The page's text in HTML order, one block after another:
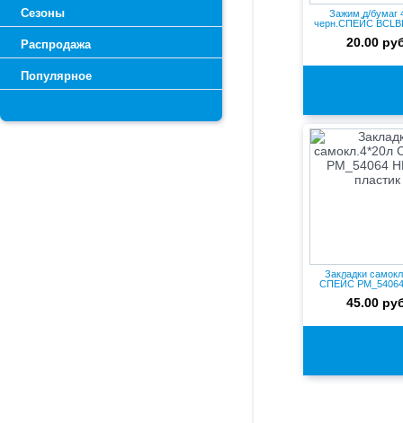
Сезоны
Распродажа
Популярное
Зажим д/бумаг
черн.СПЕЙС
20.00
Закладки
СПЕЙС
45.00